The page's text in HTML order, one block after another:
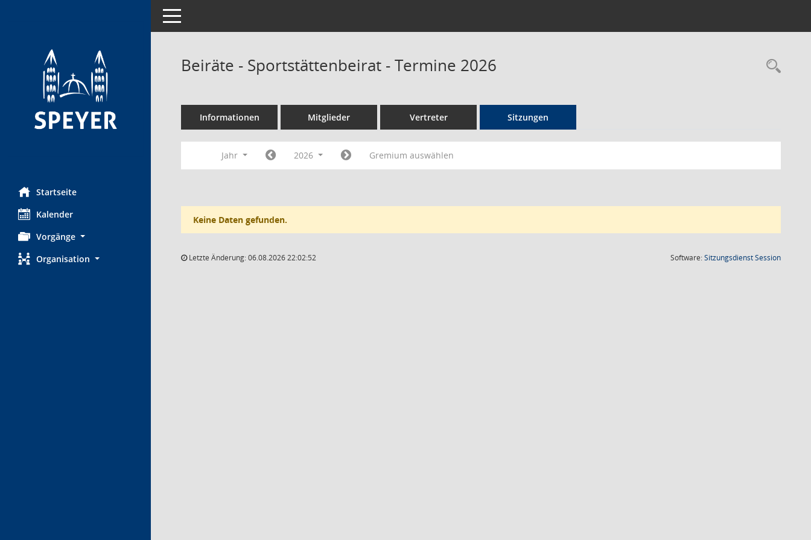
Startseite
Kalender
Vorgänge
Organisation
Toggle navigation
Beiräte - Sportstättenbeirat - Termine 2026
Informationen Mitglieder Vertreter Sitzungen
Jahr 2026 Gremium auswählen
Keine Daten gefunden.
Letzte Änderung: 06.08.2026 22:02:52 Software:SitzungsdienstSession(Wird in